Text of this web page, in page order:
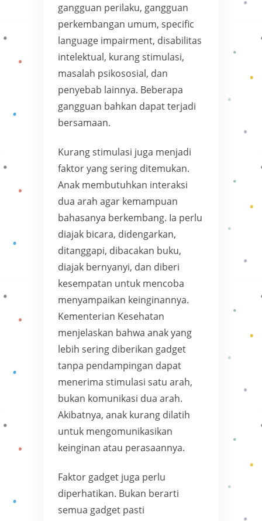
gangguan perilaku, gangguan
perkembangan umum, specific
language impairment, disabilitas
intelektual, kurang stimulasi,
masalah psikososial, dan
penyebab lainnya. Beberapa
gangguan bahkan dapat terjadi
bersamaan.
Kurang stimulasi juga menjadi
faktor yang sering ditemukan.
Anak membutuhkan interaksi
dua arah agar kemampuan
bahasanya berkembang. Ia perlu
diajak bicara, didengarkan,
ditanggapi, dibacakan buku,
diajak bernyanyi, dan diberi
kesempatan untuk mencoba
menyampaikan keinginannya.
Kementerian Kesehatan
menjelaskan bahwa anak yang
lebih sering diberikan gadget
tanpa pendampingan dapat
menerima stimulasi satu arah,
bukan komunikasi dua arah.
Akibatnya, anak kurang dilatih
untuk mengomunikasikan
keinginan atau perasaannya.
Faktor gadget juga perlu
diperhatikan. Bukan berarti
semua gadget pasti